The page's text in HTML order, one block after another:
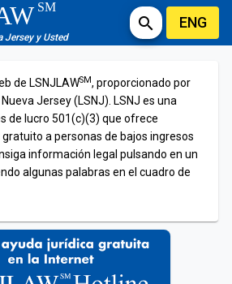
SM
Jersey y Usted
search ENG
de LSNJLAWSM, proporcionado por
Jersey (LSNJ). LSNJ es una
de lucro 501(c)(3) que ofrece
a personas de bajos ingresos
información legal pulsando en un
algunas palabras en el cuadro de